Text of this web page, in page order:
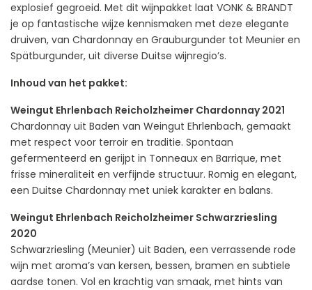
explosief gegroeid. Met dit wijnpakket laat VONK & BRANDT
je op fantastische wijze kennismaken met deze elegante
druiven, van Chardonnay en Grauburgunder tot Meunier en
Spätburgunder, uit diverse Duitse wijnregio’s.
Inhoud van het pakket:
Weingut Ehrlenbach Reicholzheimer Chardonnay 2021
Chardonnay uit Baden van Weingut Ehrlenbach, gemaakt
met respect voor terroir en traditie. Spontaan
gefermenteerd en gerijpt in Tonneaux en Barrique, met
frisse mineraliteit en verfijnde structuur. Romig en elegant,
een Duitse Chardonnay met uniek karakter en balans.
Weingut Ehrlenbach Reicholzheimer Schwarzriesling
2020
Schwarzriesling (Meunier) uit Baden, een verrassende rode
wijn met aroma’s van kersen, bessen, bramen en subtiele
aardse tonen. Vol en krachtig van smaak, met hints van